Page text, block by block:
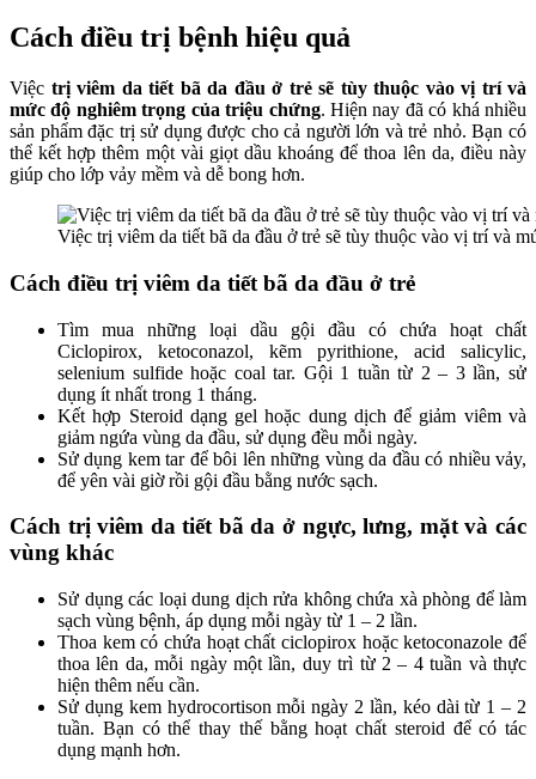
Cách điều trị bệnh hiệu quả
Việc trị viêm da tiết bã da đầu ở trẻ sẽ tùy thuộc vào vị trí và
mức độ nghiêm trọng của triệu chứng. Hiện nay đã có khá nhiều
sản phẩm đặc trị sử dụng được cho cả người lớn và trẻ nhỏ. Bạn có
thể kết hợp thêm một vài giọt dầu khoáng để thoa lên da, điều này
giúp cho lớp vảy mềm và dễ bong hơn.
Việc trị viêm da tiết bã da đầu ở trẻ sẽ tùy thuộc vào vị trí và
Cách điều trị viêm da tiết bã da đầu ở trẻ
Tìm mua những loại dầu gội đầu có chứa hoạt chất
Ciclopirox, ketoconazol, kẽm pyrithione, acid salicylic,
selenium sulfide hoặc coal tar. Gội 1 tuần từ 2 – 3 lần, sử
dụng ít nhất trong 1 tháng.
Kết hợp Steroid dạng gel hoặc dung dịch để giảm viêm và
giảm ngứa vùng da đầu, sử dụng đều mỗi ngày.
Sử dụng kem tar để bôi lên những vùng da đầu có nhiều vảy,
để yên vài giờ rồi gội đầu bằng nước sạch.
Cách trị viêm da tiết bã da ở ngực, lưng, mặt và các
vùng khác
Sử dụng các loại dung dịch rửa không chứa xà phòng để làm
sạch vùng bệnh, áp dụng mỗi ngày từ 1 – 2 lần.
Thoa kem có chứa hoạt chất ciclopirox hoặc ketoconazole để
thoa lên da, mỗi ngày một lần, duy trì từ 2 – 4 tuần và thực
hiện thêm nếu cần.
Sử dụng kem hydrocortison mỗi ngày 2 lần, kéo dài từ 1 – 2
tuần. Bạn có thể thay thế bằng hoạt chất steroid để có tác
dụng mạnh hơn.